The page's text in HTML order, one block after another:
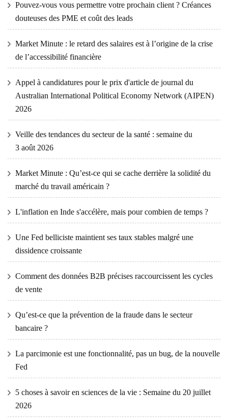
Pouvez-vous vous permettre votre prochain client ? Créances
douteuses des PME et coût des leads
Market Minute : le retard des salaires est à l’origine de la crise
de l’accessibilité financière
Appel à candidatures pour le prix d'article de journal du
Australian International Political Economy Network (AIPEN)
2026
Veille des tendances du secteur de la santé : semaine du
3 août 2026
Market Minute : Qu’est-ce qui se cache derrière la solidité du
marché du travail américain ?
L'inflation en Inde s'accélère, mais pour combien de temps ?
Une Fed belliciste maintient ses taux stables malgré une
dissidence croissante
Comment des données B2B précises raccourcissent les cycles
de vente
Qu’est-ce que la prévention de la fraude dans le secteur
bancaire ?
La parcimonie est une fonctionnalité, pas un bug, de la nouvelle
Fed
5 choses à savoir en sciences de la vie : Semaine du 20 juillet
2026